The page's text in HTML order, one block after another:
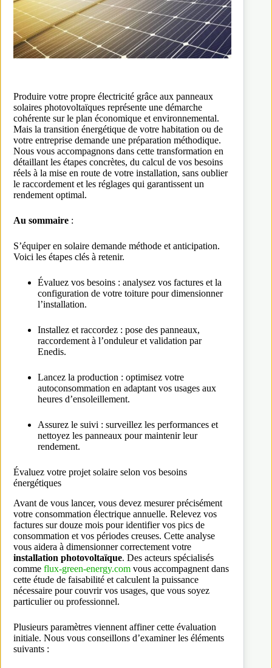
Produire votre propre électricité grâce aux panneaux
solaires photovoltaïques représente une démarche
cohérente sur le plan économique et environnemental.
Mais la transition énergétique de votre habitation ou de
votre entreprise demande une préparation méthodique.
Nous vous accompagnons dans cette transformation en
détaillant les étapes concrètes, du calcul de vos besoins
réels à la mise en route de votre installation, sans oublier
le raccordement et les réglages qui garantissent un
rendement optimal.
Au sommaire :
S’équiper en solaire demande méthode et anticipation.
Voici les étapes clés à retenir.
Évaluez vos besoins : analysez vos factures et la
configuration de votre toiture pour dimensionner
l’installation.
Installez et raccordez : pose des panneaux,
raccordement à l’onduleur et validation par
Enedis.
Lancez la production : optimisez votre
autoconsommation en adaptant vos usages aux
heures d’ensoleillement.
Assurez le suivi : surveillez les performances et
nettoyez les panneaux pour maintenir leur
rendement.
Évaluez votre projet solaire selon vos besoins
énergétiques
Avant de vous lancer, vous devez mesurer précisément
votre consommation électrique annuelle. Relevez vos
factures sur douze mois pour identifier vos pics de
consommation et vos périodes creuses. Cette analyse
vous aidera à dimensionner correctement votre
installation photovoltaïque. Des acteurs spécialisés
comme flux-green-energy.com vous accompagnent dans
cette étude de faisabilité et calculent la puissance
nécessaire pour couvrir vos usages, que vous soyez
particulier ou professionnel.
Plusieurs paramètres viennent affiner cette évaluation
initiale. Nous vous conseillons d’examiner les éléments
suivants :